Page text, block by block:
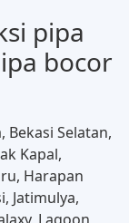
pipa
bocor
Bekasi Selatan,
Kapal,
Harapan
Jatimulya,
Lagoon